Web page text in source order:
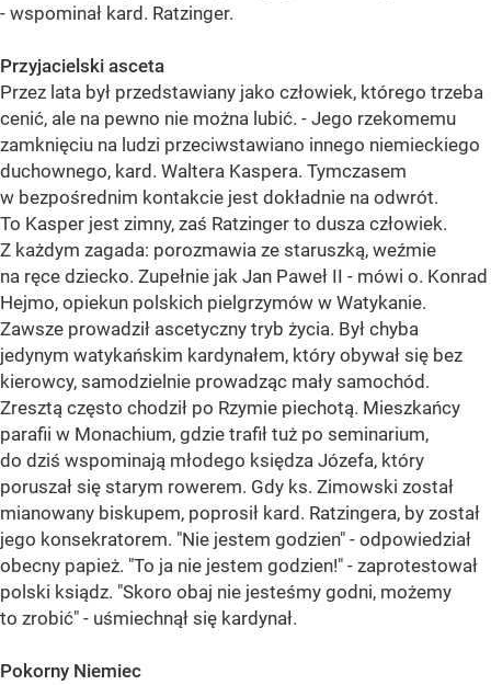
- wspominał kard. Ratzinger.
Przyjacielski asceta
Przez lata był przedstawiany jako człowiek, którego trzeba
cenić, ale na pewno nie można lubić. - Jego rzekomemu
zamknięciu na ludzi przeciwstawiano innego niemieckiego
duchownego, kard. Waltera Kaspera. Tymczasem
w bezpośrednim kontakcie jest dokładnie na odwrót.
To Kasper jest zimny, zaś Ratzinger to dusza człowiek.
Z każdym zagada: porozmawia ze staruszką, weźmie
na ręce dziecko. Zupełnie jak Jan Paweł II - mówi o. Konrad
Hejmo, opiekun polskich pielgrzymów w Watykanie.
Zawsze prowadził ascetyczny tryb życia. Był chyba
jedynym watykańskim kardynałem, który obywał się bez
kierowcy, samodzielnie prowadząc mały samochód.
Zresztą często chodził po Rzymie piechotą. Mieszkańcy
parafii w Monachium, gdzie trafił tuż po seminarium,
do dziś wspominają młodego księdza Józefa, który
poruszał się starym rowerem. Gdy ks. Zimowski został
mianowany biskupem, poprosił kard. Ratzingera, by został
jego konsekratorem. "Nie jestem godzien" - odpowiedział
obecny papież. "To ja nie jestem godzien!" - zaprotestował
polski ksiądz. "Skoro obaj nie jesteśmy godni, możemy
to zrobić" - uśmiechnął się kardynał.
Pokorny Niemiec